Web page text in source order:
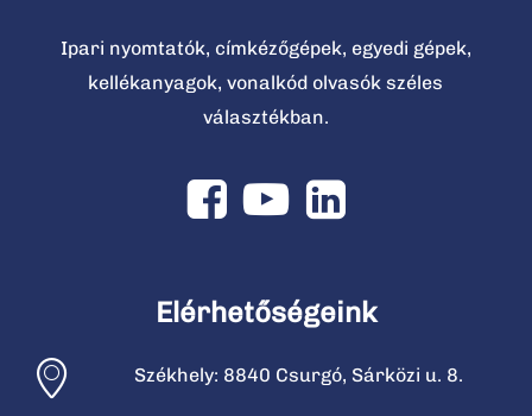
Ipari nyomtatók, címkézőgépek, egyedi gépek,
kellékanyagok, vonalkód olvasók széles
választékban.
Elérhetőségeink
Székhely: 8840 Csurgó, Sárközi u. 8.